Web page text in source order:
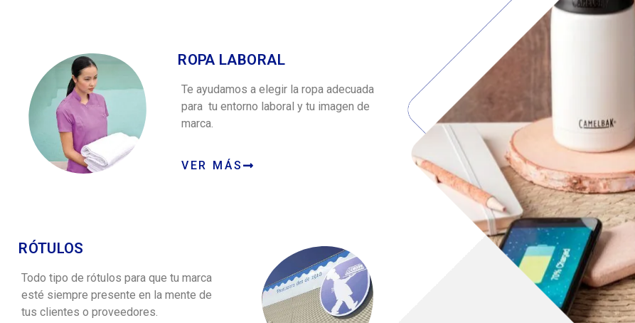
ROPA LABORAL
Te ayudamos a elegir la ropa adecuada
para tu entorno laboral y tu imagen de
marca.
VER MÁS
RÓTULOS
Todo tipo de rótulos para que tu marca
esté siempre presente en la mente de
tus clientes o proveedores.